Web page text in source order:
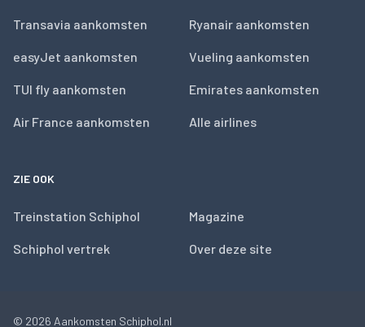
Transavia aankomsten
easyJet aankomsten
TUI fly aankomsten
Air France aankomsten
Ryanair aankomsten
Vueling aankomsten
Emirates aankomsten
Alle airlines
ZIE OOK
Treinstation Schiphol
Schiphol vertrek
Magazine
Over deze site
© 2026 Aankomsten Schiphol.nl